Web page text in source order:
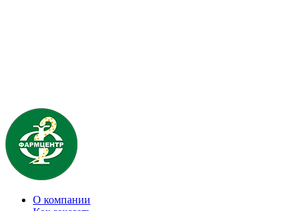
О компании